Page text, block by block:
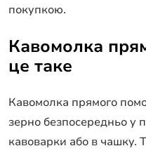
покупкою.
Кавомолка
це таке
Кавомолка прямого
зерно безпосередньо у
кавоварки або в чашку.